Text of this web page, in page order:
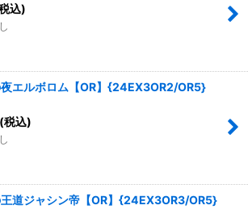
込)
エルボロム【OR】{24EX3OR2/OR5}
(税込)
道ジャシン帝【OR】{24EX3OR3/OR5}